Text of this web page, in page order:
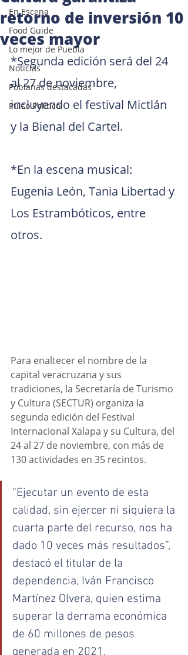
En Escena
Food Guide
Lo mejor de Puebla
Noticias
Poblanas destacadas
Pulso Político
retorno de inversión 10
veces mayor
*Segunda edición será del 24
al 27 de noviembre,
incluyendo el festival Mictlán
y la Bienal del Cartel.
*En la escena musical:
Eugenia León, Tania Libertad y
Los Estrambóticos, entre
otros.
Para enaltecer el nombre de la
capital veracruzana y sus
tradiciones, la Secretaría de Turismo
y Cultura (SECTUR) organiza la
segunda edición del Festival
Internacional Xalapa y su Cultura, del
24 al 27 de noviembre, con más de
130 actividades en 35 recintos.
“Ejecutar un evento de esta
calidad, sin ejercer ni siquiera la
cuarta parte del recurso, nos ha
dado 10 veces más resultados”,
destacó el titular de la
dependencia, Iván Francisco
Martínez Olvera, quien estima
superar la derrama económica
de 60 millones de pesos
generada en 2021.